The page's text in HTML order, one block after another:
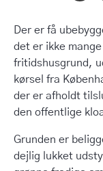
Der er få
det er ikke
fritidshusgrund,
kørsel fra
der er afholdt
den offentlige
Grunden er
dejlig lukket